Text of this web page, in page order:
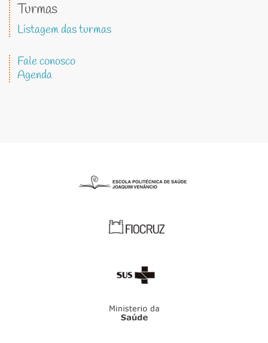
Turmas
Listagem das turmas
Fale conosco
Agenda